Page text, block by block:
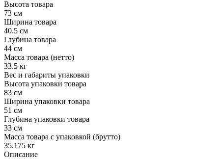
Высота товара
73 см
Ширина товара
40.5 см
Глубина товара
44 см
Масса товара (нетто)
33.5 кг
Вес и габариты упаковки
Высота упаковки товара
83 см
Ширина упаковки товара
51 см
Глубина упаковки товара
33 см
Масса товара с упаковкой (брутто)
35.175 кг
Описание